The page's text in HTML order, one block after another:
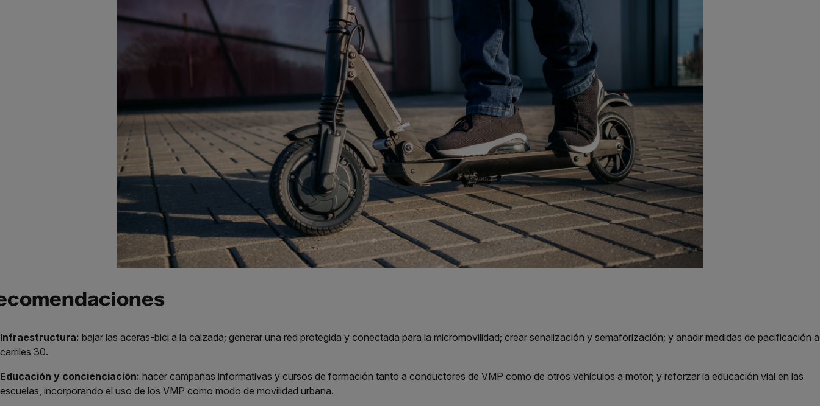
Infraestructura: bajar las aceras-bici a la calzada; generar una red protegida y conectada para la micromovilidad; crear señalización y semaforización; y añadir medidas de pacificación
carriles 30.
Educación y concienciación: hacer campañas informativas y cursos de formación tanto a conductores de VMP como de otros vehículos a motor; y reforzar la educación vial en las
escuelas, incorporando el uso de los VMP como modo de movilidad urbana.